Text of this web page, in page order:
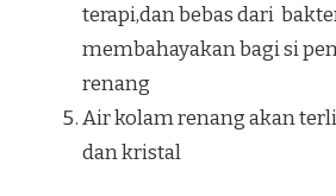
terapi,dan bebas dari
membahayakan bagi si
renang
Air kolam renang akan
dan kristal